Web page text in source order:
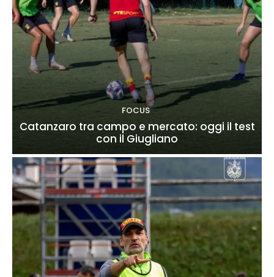
FOCUS
Catanzaro tra campo e mercato: oggi il test
con il Giugliano